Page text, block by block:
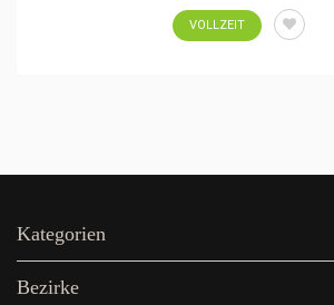
VOLLZEIT
Kategorien
Bezirke